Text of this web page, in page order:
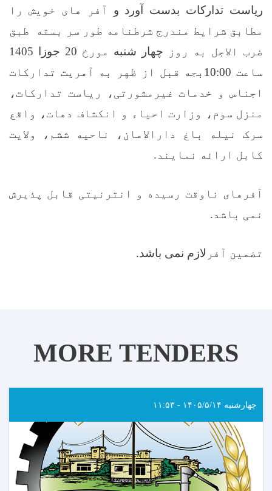
ریاست تدارکات بدست آورد و آفر های خویش را
مطابق شرایط مندرج شرطنامه طور سر بسته طبق
ضرب الاجل به روز چهار شنبه مورخ 20 جوزا 1405
ساعت 10:00 بجه قبل از ظهر به آمریت تدارکات
اجناس و خدمات غیرمشورتی، ریاست تدارکات،
منزل سوم، وزارت احیاء و انکشاف دهات، واقع
سرک نیله باغ دارالامان، ناحیه ششم، ولایت
کابل ارائه نمایند.
آفرهای ناوقت رسیده و انترنیتی قابل پذیرش
نمی باشد .
تضمین آفر لازم نمی باشد.
MORE TENDERS
چهارشنبه ۱۴۰۵/۵/۱۴ - ۱۱:۵۳